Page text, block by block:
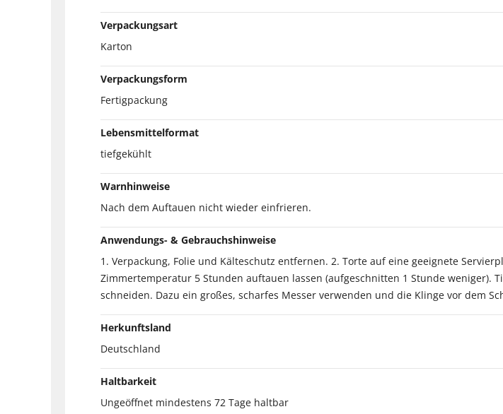
Verpackungsart
Karton
Verpackungsform
Fertigpackung
Lebensmittelformat
tiefgekühlt
Warnhinweise
Nach dem Auftauen nicht wieder einfrieren.
Anwendungs- & Gebrauchshinweise
1. Verpackung, Folie und Kälteschutz entfernen. 2. Torte auf eine geeignete
Zimmertemperatur 5 Stunden auftauen lassen (aufgeschnitten 1 Stunde weniger).
schneiden. Dazu ein großes, scharfes Messer verwenden und die Klinge vor dem
Herkunftsland
Deutschland
Haltbarkeit
Ungeöffnet mindestens 72 Tage haltbar